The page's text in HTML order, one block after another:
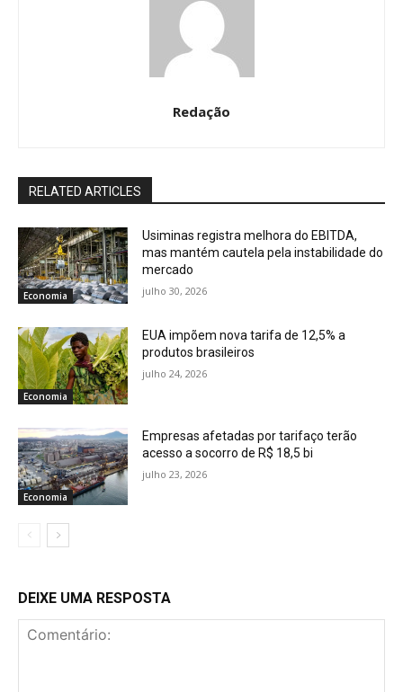
Redação
RELATED ARTICLES
Economia
Usiminas registra melhora do EBITDA,
mas mantém cautela pela instabilidade do
mercado
julho 30, 2026
Economia
EUA impõem nova tarifa de 12,5% a
produtos brasileiros
julho 24, 2026
Economia
Empresas afetadas por tarifaço terão
acesso a socorro de R$ 18,5 bi
julho 23, 2026
DEIXE UMA RESPOSTA